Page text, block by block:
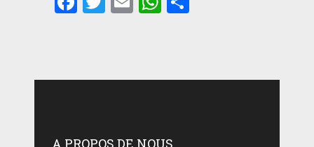
A PROPOS DE NOUS